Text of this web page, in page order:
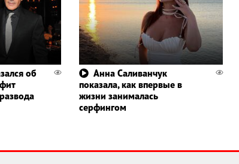
об
Анна Саливанчук
показала, как впервые в
жизни занималась
серфингом